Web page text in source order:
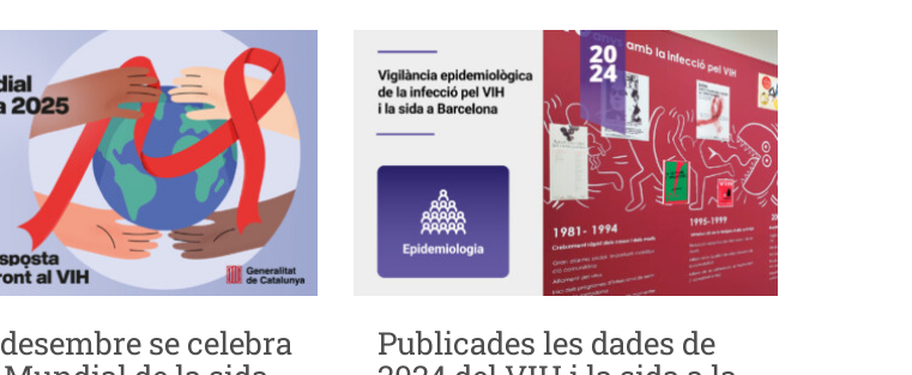
desembre se celebra
Publicades les dades de